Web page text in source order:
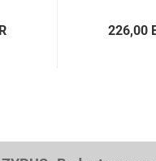
226,00